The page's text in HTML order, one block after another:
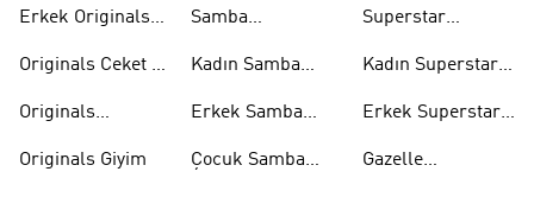
Erkek Originals
Originals Ceket &
Originals
Originals Giyim
Samba
Kadın Samba
Erkek Samba
Çocuk Samba
Superstar
Kadın Superstar
Erkek Superstar
Gazelle